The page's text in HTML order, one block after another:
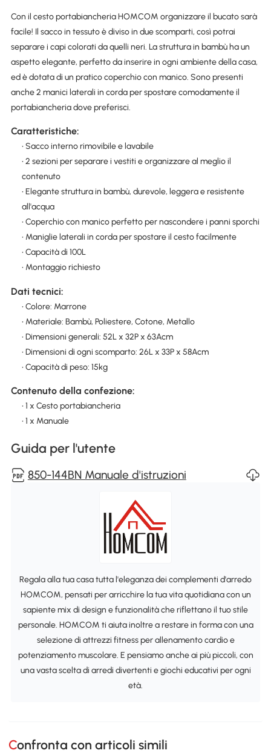
Con il cesto portabiancheria HOMCOM organizzare il bucato sarà
facile! Il sacco in tessuto è diviso in due scomparti, così potrai
separare i capi colorati da quelli neri. La struttura in bambù ha un
aspetto elegante, perfetto da inserire in ogni ambiente della casa,
ed è dotata di un pratico coperchio con manico. Sono presenti
anche 2 manici laterali in corda per spostare comodamente il
portabiancheria dove preferisci.
Caratteristiche:
• Sacco interno rimovibile e lavabile
• 2 sezioni per separare i vestiti e organizzare al meglio il
contenuto
• Elegante struttura in bambù, durevole, leggera e resistente
all'acqua
• Coperchio con manico perfetto per nascondere i panni sporchi
• Maniglie laterali in corda per spostare il cesto facilmente
• Capacità di 100L
• Montaggio richiesto
Dati tecnici:
• Colore: Marrone
• Materiale: Bambù, Poliestere, Cotone, Metallo
• Dimensioni generali: 52L x 32P x 63Acm
• Dimensioni di ogni scomparto: 26L x 33P x 58Acm
• Capacità di peso: 15kg
Contenuto della confezione:
• 1 x Cesto portabiancheria
• 1 x Manuale
Guida per l'utente
850-144BN Manuale d'istruzioni
Regala alla tua casa tutta l'eleganza dei complementi d'arredo
HOMCOM, pensati per arricchire la tua vita quotidiana con un
sapiente mix di design e funzionalità che riflettano il tuo stile
personale. HOMCOM ti aiuta inoltre a restare in forma con una
selezione di attrezzi fitness per allenamento cardio e
potenziamento muscolare. E pensiamo anche ai più piccoli, con
una vasta scelta di arredi divertenti e giochi educativi per ogni
età.
Confronta con articoli simili